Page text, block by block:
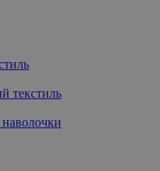
текстиль